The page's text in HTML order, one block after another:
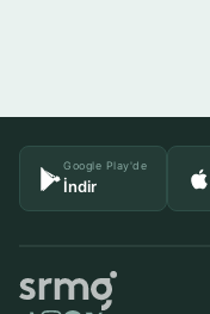
Google Play'de
İndir